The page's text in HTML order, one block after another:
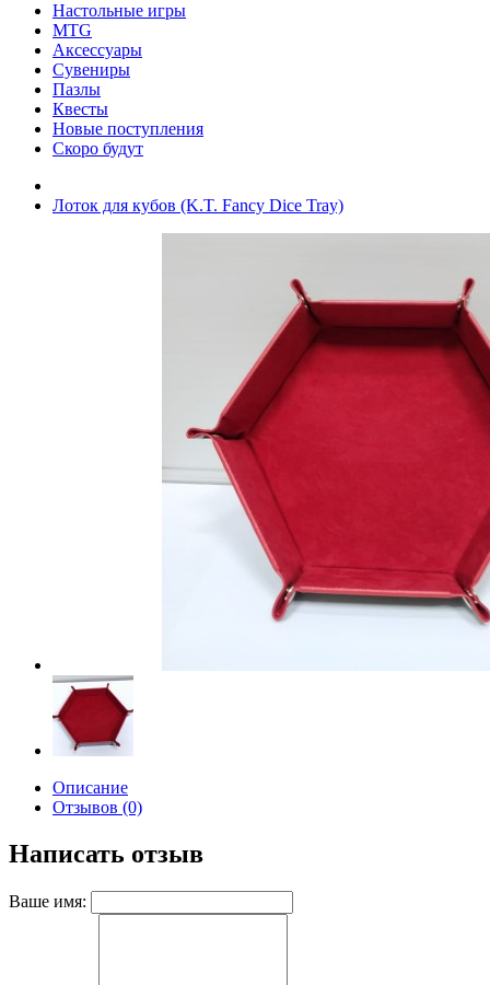
Настольные игры
MTG
Аксессуары
Сувениры
Пазлы
Квесты
Новые поступления
Скоро будут
Лоток для кубов (K.T. Fancy Dice Tray)
Описание
Отзывов (0)
Написать отзыв
Ваше имя: